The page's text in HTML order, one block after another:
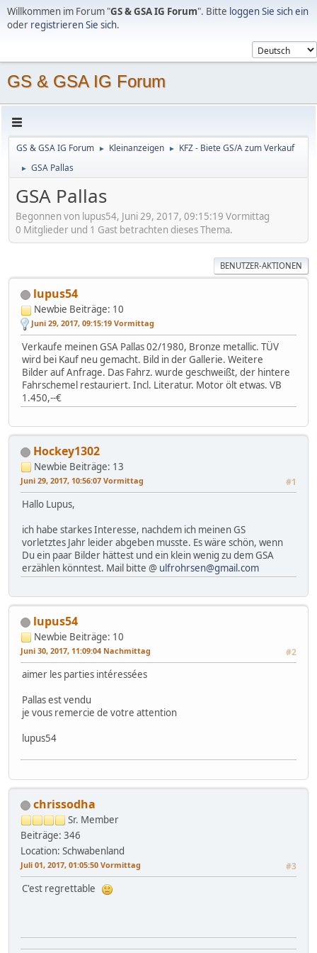
Willkommen im Forum "GS & GSA IG Forum". Bitte loggen Sie sich ein
oder registrieren Sie sich.
GS & GSA IG Forum
GS & GSA IG Forum ► Kleinanzeigen ► KFZ - Biete GS/A zum Verkauf
► GSA Pallas
GSA Pallas
Begonnen von lupus54, Juni 29, 2017, 09:15:19 Vormittag
0 Mitglieder und 1 Gast betrachten dieses Thema.
BENUTZER-AKTIONEN
lupus54
Newbie Beiträge: 10
Juni 29, 2017, 09:15:19 Vormittag
Verkaufe meinen GSA Pallas 02/1980, Bronze metallic. TÜV
wird bei Kauf neu gemacht. Bild in der Gallerie. Weitere
Bilder auf Anfrage. Das Fahrz. wurde geschweißt, der hintere
Fahrschemel restauriert. Incl. Literatur. Motor ölt etwas. VB
1.450,--€
Hockey1302
Newbie Beiträge: 13
Juni 29, 2017, 10:56:07 Vormittag #1
Hallo Lupus,
ich habe starkes Interesse, nachdem ich meinen GS
vorletztes Jahr leider abgeben musste. Es wäre schön, wenn
Du ein paar Bilder hättest und ein klein wenig zu dem GSA
erzählen könntest. Mail bitte @ ulfrohrsen@gmail.com
lupus54
Newbie Beiträge: 10
Juni 30, 2017, 11:09:04 Nachmittag #2
aimer les parties intéressées
Pallas est vendu
je vous remercie de votre attention
lupus54
chrissodha
Sr. Member
Beiträge: 346
Location: Schwabenland
Juli 01, 2017, 01:05:50 Vormittag #3
C'est regrettable